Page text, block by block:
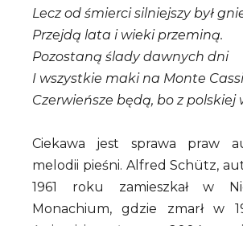
Lecz od śmierci silniejszy był
Przejdą lata i wieki przeminą.
Pozostaną ślady dawnych dni
I wszystkie maki na Monte
Czerwieńsze będą, bo z polskiej
Ciekawa jest sprawa praw
melodii pieśni. Alfred Schütz,
1961 roku zamieszkał w
Monachium, gdzie zmarł w